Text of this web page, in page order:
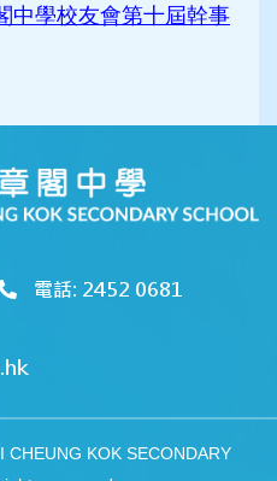
中學校友會第十屆幹事
電話: 2452 0681
KOK SECONDARY